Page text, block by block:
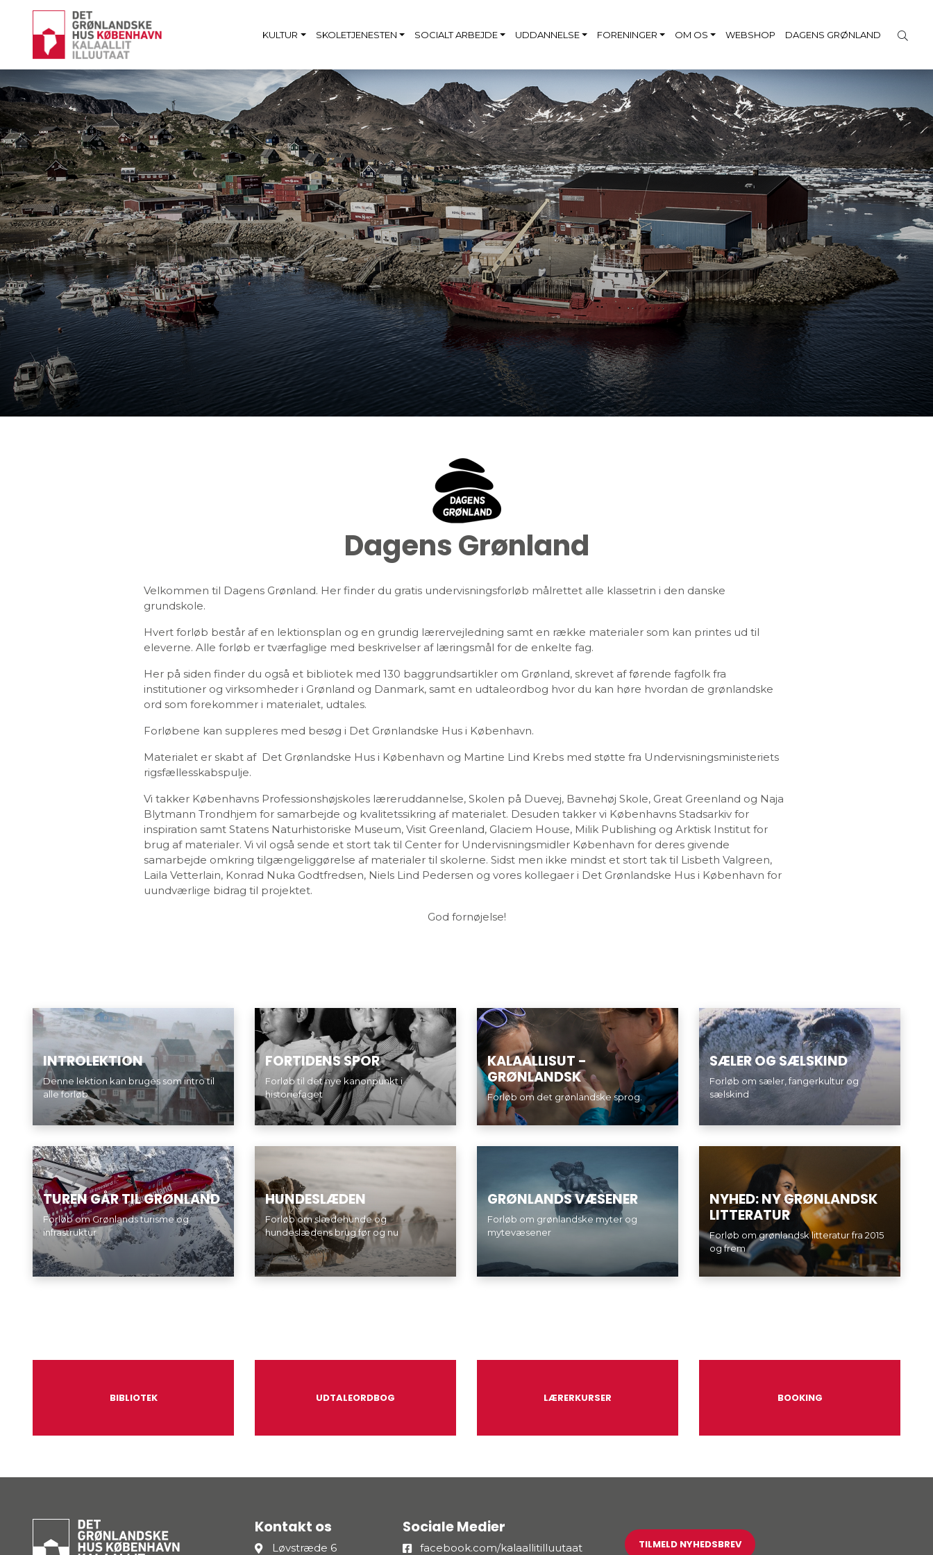
KULTUR SKOLETJENESTEN SOCIALT ARBEJDE UDDANNELSE FORENINGER OM OS WEBSHOP DAGENS GRØNLAND
Dagens Grønland
Velkommen til Dagens Grønland. Her finder du gratis undervisningsforløb målrettet alle klassetrin i den danske
grundskole.
Hvert forløb består af en lektionsplan og en grundig lærervejledning samt en række materialer som kan printes ud til
eleverne. Alle forløb er tværfaglige med beskrivelser af læringsmål for de enkelte fag.
Her på siden finder du også et bibliotek med 130 baggrundsartikler om Grønland, skrevet af førende fagfolk fra
institutioner og virksomheder i Grønland og Danmark, samt en udtaleordbog hvor du kan høre hvordan de grønlandske
ord som forekommer i materialet, udtales.
Forløbene kan suppleres med besøg i Det Grønlandske Hus i København.
Materialet er skabt af Det Grønlandske Hus i København og Martine Lind Krebs med støtte fra Undervisningsministeriets
rigsfællesskabspulje.
Vi takker Københavns Professionshøjskoles læreruddannelse, Skolen på Duevej, Bavnehøj Skole, Great Greenland og Naja
Blytmann Trondhjem for samarbejde og kvalitetssikring af materialet. Desuden takker vi Københavns Stadsarkiv for
inspiration samt Statens Naturhistoriske Museum, Visit Greenland, Glaciem House, Milik Publishing og Arktisk Institut for
brug af materialer. Vi vil også sende et stort tak til Center for Undervisningsmidler København for deres givende
samarbejde omkring tilgængeliggørelse af materialer til skolerne. Sidst men ikke mindst et stort tak til Lisbeth Valgreen,
Laila Vetterlain, Konrad Nuka Godtfredsen, Niels Lind Pedersen og vores kollegaer i Det Grønlandske Hus i København for
uundværlige bidrag til projektet.
God fornøjelse!
INTROLEKTION
Denne lektion kan bruges som intro til
alle forløb
FORTIDENS SPOR
Forløb til det nye kanonpunkt i
historiefaget
KALAALLISUT -
GRØNLANDSK
Forløb om det grønlandske sprog.
SÆLER OG SÆLSKIND
Forløb om sæler, fangerkultur og
sælskind
TUREN GÅR TIL GRØNLAND
Forløb om Grønlands turisme og
infrastruktur
HUNDESLÆDEN
Forløb om slædehunde og
hundeslædens brug før og nu
GRØNLANDS VÆSENER
Forløb om grønlandske myter og
mytevæsener
NYHED: NY GRØNLANDSK
LITTERATUR
Forløb om grønlandsk litteratur fra 2015
og frem
BIBLIOTEK UDTALEORDBOG LÆRERKURSER BOOKING
Kontakt os
Løvstræde 6
Sociale Medier
facebook.com/kalaallitilluutaat TILMELD NYHEDSBREV